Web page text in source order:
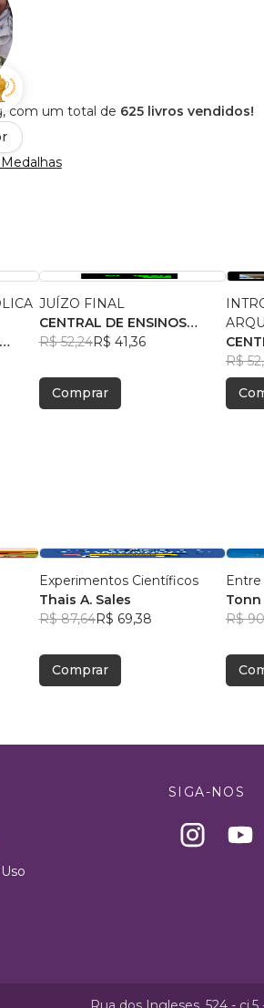
com um total de 625 livros vendidos!
JUÍZO FINAL
CENTRAL DE ENSINOS
BÍBLICOS
R$ 52,24R$ 41,36
Comprar
R$
Experimentos Científicos
Thais A. Sales
R$ 87,64R$ 69,38
Comprar
Tonn
R$
SIGA-NOS